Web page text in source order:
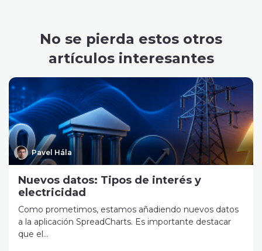
No se pierda estos otros
artículos interesantes
Pavel Hála
Nuevos datos: Tipos de interés y
electricidad
Como prometimos, estamos añadiendo nuevos datos
a la aplicación SpreadCharts. Es importante destacar
que el...